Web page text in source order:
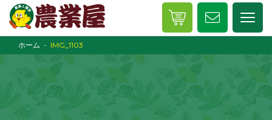
ホーム IMG_1103